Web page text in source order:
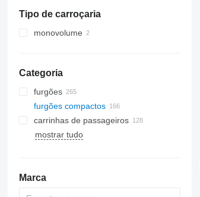
Tipo de carroçaria
monovolume
Categoria
furgões
furgões compactos
carrinhas de passageiros
mostrar tudo
Marca